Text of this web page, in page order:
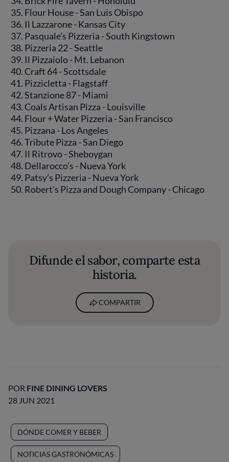
Flour House - San Luis Obispo
Il Lazzarone - Kansas City
Pasquale's Pizzeria - South Kingstown
Pizzeria 22 - Seattle
Il Pizzaiolo - Mt. Lebanon
Craft 64 - Scottsdale
Pizzicletta - Flagstaff
Stanzione 87 - Miami
Coals Artisan Pizza - Louisville
Flour + Water Pizzeria - San Francisco
Pizzana - Los Angeles
Tribute Pizza - San Diego
Il Ritrovo - Sheboygan
Dellarocco's - Nueva York
Patsy’s Pizzeria - Nueva York
Robert's Pizza and Dough Company - Chicago
Difunde el sabor, comparte esta
historia.
COMPARTIR
POR FINE DINING LOVERS
28 JUN 2021
DÓNDE COMER Y BEBER
NOTICIAS GASTRONÓMICAS